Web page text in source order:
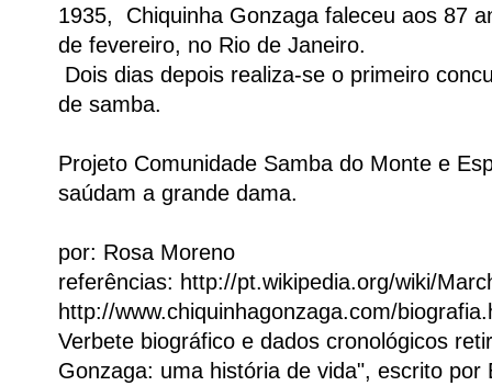
1935, Chiquinha Gonzaga faleceu aos 87
de fevereiro, no Rio de Janeiro.
Dois dias depois realiza-se o primeiro
de samba.
Projeto Comunidade Samba do Monte e
saúdam a grande dama.
por: Rosa Moreno
referências: http://pt.wikipedia.org/wiki/
http://www.chiquinhagonzaga.com/
Verbete biográfico e dados cronológicos
Gonzaga: uma história de vida", escrito por